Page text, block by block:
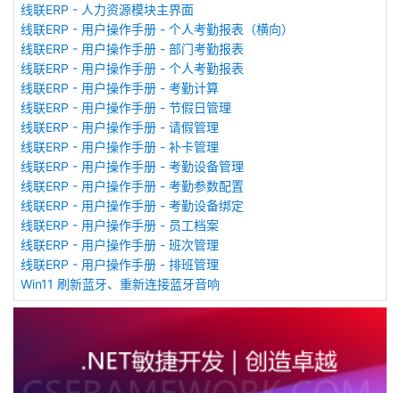
线联ERP - 人力资源模块主界面
线联ERP - 用户操作手册 - 个人考勤报表（横向）
线联ERP - 用户操作手册 - 部门考勤报表
线联ERP - 用户操作手册 - 个人考勤报表
线联ERP - 用户操作手册 - 考勤计算
线联ERP - 用户操作手册 - 节假日管理
线联ERP - 用户操作手册 - 请假管理
线联ERP - 用户操作手册 - 补卡管理
线联ERP - 用户操作手册 - 考勤设备管理
线联ERP - 用户操作手册 - 考勤参数配置
线联ERP - 用户操作手册 - 考勤设备绑定
线联ERP - 用户操作手册 - 员工档案
线联ERP - 用户操作手册 - 班次管理
线联ERP - 用户操作手册 - 排班管理
Win11 刷新蓝牙、重新连接蓝牙音响